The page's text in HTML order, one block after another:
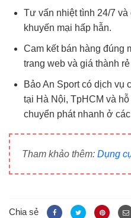
Tư vấn nhiệt tình 24/7
khuyến mại hấp hẫn.
Cam kết bán hàng đúng
trang web và giá thành
Bảo An Sport có dịch vụ
tại Hà Nội, TpHCM và
chuyển phát nhanh ở
Tham khảo thêm: Dụng
Chia sẻ